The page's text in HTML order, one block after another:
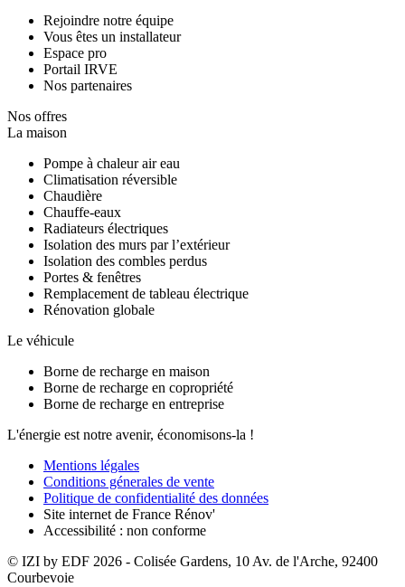
Rejoindre notre équipe
Vous êtes un installateur
Espace pro
Portail IRVE
Nos partenaires
Nos offres
La maison
Pompe à chaleur air eau
Climatisation réversible
Chaudière
Chauffe-eaux
Radiateurs électriques
Isolation des murs par l’extérieur
Isolation des combles perdus
Portes & fenêtres
Remplacement de tableau électrique
Rénovation globale
Le véhicule
Borne de recharge en maison
Borne de recharge en copropriété
Borne de recharge en entreprise
L'énergie est notre avenir, économisons-la !
Mentions légales
Conditions génerales de vente
Politique de confidentialité des données
Site internet de France Rénov'
Accessibilité : non conforme
© IZI by EDF 2026 - Colisée Gardens, 10 Av. de l'Arche, 92400
Courbevoie